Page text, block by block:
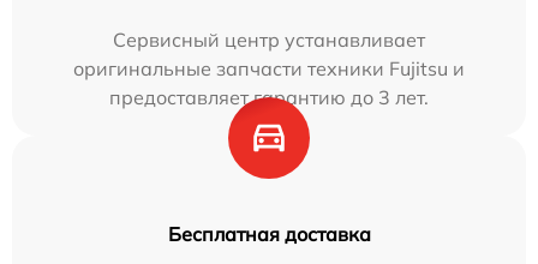
Сервисный центр устанавливает
оригинальные запчасти техники Fujitsu и
предоставляет гарантию до 3 лет.
Бесплатная доставка